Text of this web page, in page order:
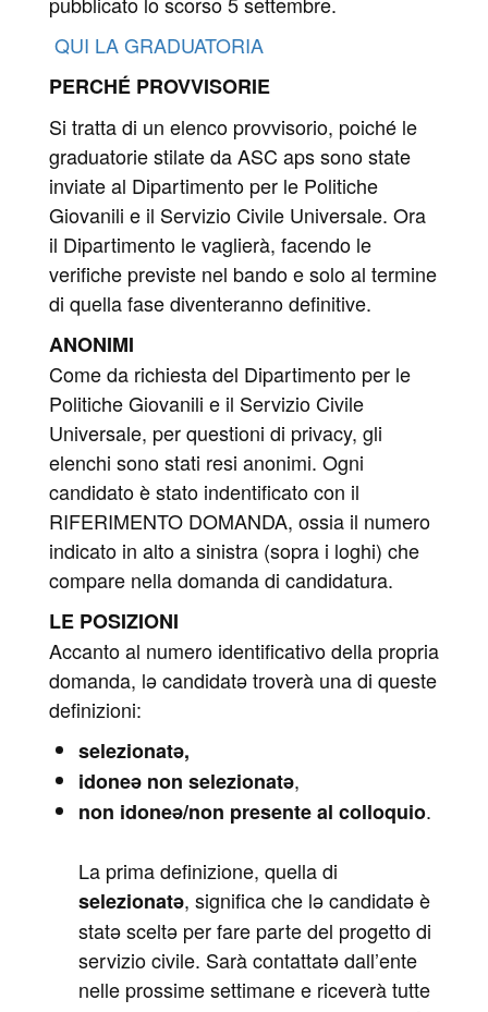
QUI LA GRADUATORIA
PERCHÉ PROVVISORIE
Si tratta di un elenco provvisorio, poiché le
graduatorie stilate da ASC aps sono state
inviate al Dipartimento per le Politiche
Giovanili e il Servizio Civile Universale. Ora
il Dipartimento le vaglierà, facendo le
verifiche previste nel bando e solo al termine
di quella fase diventeranno definitive.
ANONIMI
Come da richiesta del Dipartimento per le
Politiche Giovanili e il Servizio Civile
Universale, per questioni di privacy, gli
elenchi sono stati resi anonimi. Ogni
candidato è stato indentificato con il
RIFERIMENTO DOMANDA, ossia il numero
indicato in alto a sinistra (sopra i loghi) che
compare nella domanda di candidatura.
LE POSIZIONI
Accanto al numero identificativo della propria
domanda, lə candidatə troverà una di queste
definizioni:
selezionatə,
idoneə non selezionatə,
non idoneə/non presente al colloquio.
La prima definizione, quella di
selezionatə, significa che lə candidatə è
statə sceltə per fare parte del progetto di
servizio civile. Sarà contattatə dall’ente
nelle prossime settimane e riceverà tutte